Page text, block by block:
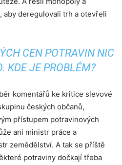
aby deregulovali trh a otevřeli
CEN POTRAVIN NIC
KDE JE PROBLÉM?
komentářů ke kritice slevové
českých občanů,
přístupem potravinových
ani ministr práce a
zemědělství. A tak se příště
potraviny dočkají třeba